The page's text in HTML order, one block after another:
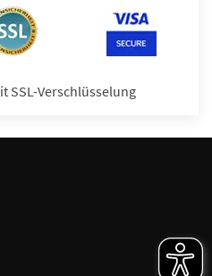
SSL-Verschlüsselung